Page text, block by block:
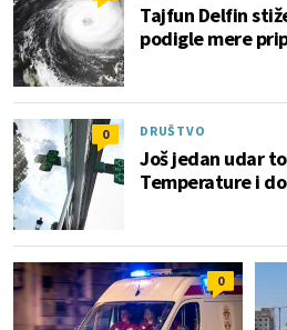
Tajfun Delfin
podigle mere
0 DRUŠTVO
Još jedan udar
Temperature i
0